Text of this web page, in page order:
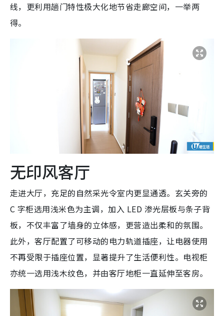
线，更利用趟门特性极大化地节省走廊空间，一举两
得。
无印风客厅
走进大厅，充足的自然采光令室内更显通透。玄关旁的
C 字柜选用浅米色为主调，加入 LED 渗光层板与条子背
板，不仅丰富了墙身的立体感，更营造出柔和的氛围。
此外，客厅配置了可移动的电力轨道插座，让电器使用
不再受限于插座位置，显著提升了生活便利性。电视柜
亦统一选用浅木纹色，并由客厅地柜一直延伸至客房。